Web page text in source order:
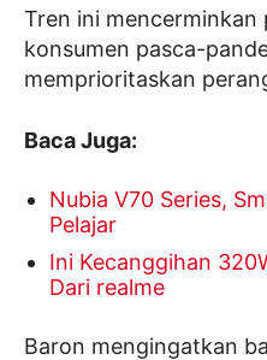
Tren ini
konsumen pasca-
memprioritaskan
Baca Juga:
Nubia V70 Series,
Pelajar
Ini Kecanggihan
Dari realme
Baron mengingatkan